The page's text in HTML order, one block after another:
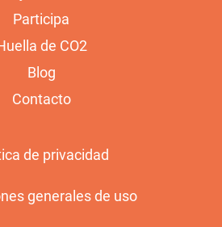
Participa
de CO2
Blog
Contacto
de privacidad
generales de uso